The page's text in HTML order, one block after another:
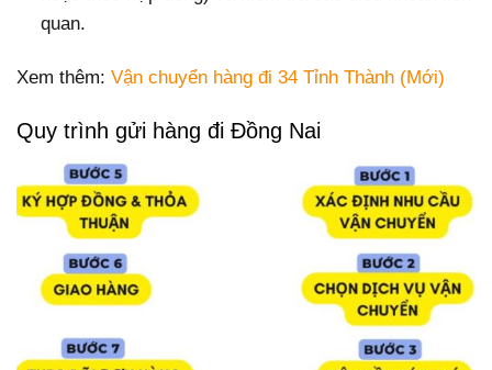
quan.
Xem thêm: Vận chuyển hàng đi 34 Tỉnh Thành (Mới)
Quy trình gửi hàng đi Đồng Nai